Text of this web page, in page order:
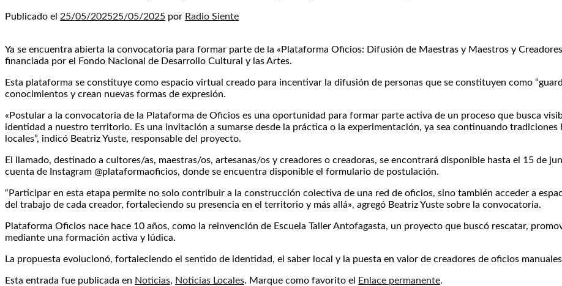
Publicado el 25/05/202525/05/2025 por Radio Siente
Ya se encuentra abierta la convocatoria para formar parte de la «Plataforma Oficios: Difusión de Maestras y Maestros y
financiada por el Fondo Nacional de Desarrollo Cultural y las Artes.
Esta plataforma se constituye como espacio virtual creado para incentivar la difusión de personas que se constituyen como
conocimientos y crean nuevas formas de expresión.
«Postular a la convocatoria de la Plataforma de Oficios es una oportunidad para formar parte activa de un proceso que busca
identidad a nuestro territorio. Es una invitación a sumarse desde la práctica o la experimentación, ya sea continuando tradiciones
locales”, indicó Beatriz Yuste, responsable del proyecto.
El llamado, destinado a cultores/as, maestras/os, artesanas/os y creadores o creadoras, se encontrará disponible hasta el 15 de
cuenta de Instagram @plataformaoficios, donde se encuentra disponible el formulario de postulación.
“Participar en esta etapa permite no solo contribuir a la construcción colectiva de una red de oficios, sino también acceder a
del trabajo de cada creador, fortaleciendo su presencia en el territorio y más allá», agregó Beatriz Yuste sobre la convocatoria.
Plataforma Oficios nace hace 10 años, como la reinvención de Escuela Taller Antofagasta, un proyecto que buscó rescatar,
mediante una formación activa y lúdica.
La propuesta evolucionó, fortaleciendo el sentido de identidad, el saber local y la puesta en valor de creadores de oficios
Esta entrada fue publicada en Noticias, Noticias Locales. Marque como favorito el Enlace permanente.